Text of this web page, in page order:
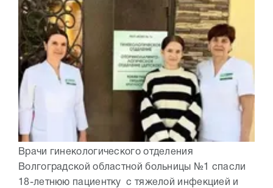
Врачи гинекологического отделения
Волгоградской областной больницы №1 спасли
18-летнюю пациентку с тяжелой инфекцией и